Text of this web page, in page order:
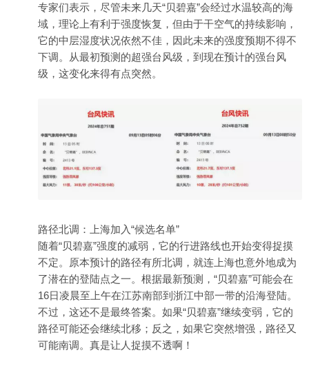
专家们表示，尽管未来几天“贝碧嘉”会经过水温较高的海
域，理论上有利于强度恢复，但由于干空气的持续影响，
它的中层湿度状况依然不佳，因此未来的强度预期不得不
下调。从最初预测的超强台风级，到现在预计的强台风
级，这变化来得有点突然。
路径北调：上海加入“候选名单”
随着“贝碧嘉”强度的减弱，它的行进路线也开始变得捉摸
不定。原本预计的路径有所北调，就连上海也意外地成为
了潜在的登陆点之一。根据最新预测，“贝碧嘉”可能会在
16日凌晨至上午在江苏南部到浙江中部一带的沿海登陆。
不过，这还不是最终答案。如果“贝碧嘉”继续变弱，它的
路径可能还会继续北移；反之，如果它突然增强，路径又
可能南调。真是让人捉摸不透啊！